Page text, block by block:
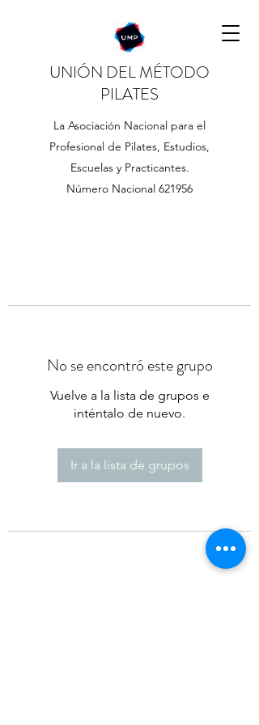
UNIÓN DEL MÉTODO
PILATES
La Asociación Nacional para el
Profesional de Pilates, Estudios,
Escuelas y Practicantes.
Número Nacional 621956
No se encontró este grupo
Vuelve a la lista de grupos e
inténtalo de nuevo.
Ir a la lista de grupos